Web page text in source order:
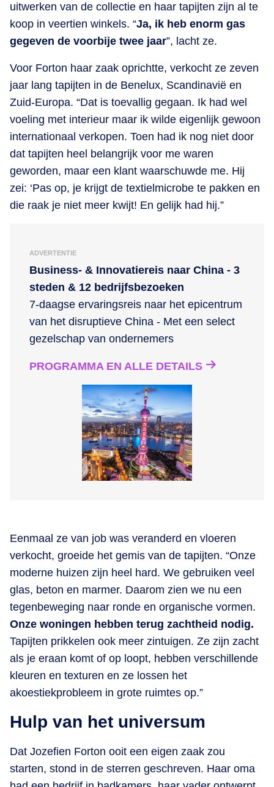
uitwerken van de collectie en haar tapijten zijn al te
koop in veertien winkels. “Ja, ik heb enorm gas
gegeven de voorbije twee jaar”, lacht ze.
Voor Forton haar zaak oprichtte, verkocht ze zeven
jaar lang tapijten in de Benelux, Scandinavië en
Zuid-Europa. “Dat is toevallig gegaan. Ik had wel
voeling met interieur maar ik wilde eigenlijk gewoon
internationaal verkopen. Toen had ik nog niet door
dat tapijten heel belangrijk voor me waren
geworden, maar een klant waarschuwde me. Hij
zei: ‘Pas op, je krijgt de textielmicrobe te pakken en
die raak je niet meer kwijt! En gelijk had hij.”
ADVERTENTIE
Business- & Innovatiereis naar China - 3
steden & 12 bedrijfsbezoeken
7-daagse ervaringsreis naar het epicentrum
van het disruptieve China - Met een select
gezelschap van ondernemers
PROGRAMMA EN ALLE DETAILS
Eenmaal ze van job was veranderd en vloeren
verkocht, groeide het gemis van de tapijten. “Onze
moderne huizen zijn heel hard. We gebruiken veel
glas, beton en marmer. Daarom zien we nu een
tegenbeweging naar ronde en organische vormen.
Onze woningen hebben terug zachtheid nodig.
Tapijten prikkelen ook meer zintuigen. Ze zijn zacht
als je eraan komt of op loopt, hebben verschillende
kleuren en texturen en ze lossen het
akoestiekprobleem in grote ruimtes op.”
Hulp van het universum
Dat Jozefien Forton ooit een eigen zaak zou
starten, stond in de sterren geschreven. Haar oma